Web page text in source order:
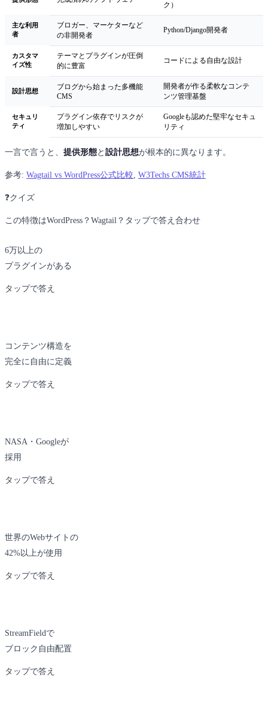
ク）
主な利用
者
ブロガー、マーケターなど
の非開発者
Python/Django開発者
カスタマ
イズ性
テーマとプラグインが圧倒
的に豊富
コードによる自由な設計
設計思想
ブログから始まった多機能
CMS
開発者が作る柔軟なコンテ
ンツ管理基盤
セキュリ
ティ
プラグイン依存でリスクが
増加しやすい
Googleも認めた堅牢なセキュ
リティ
一言で言うと、 提供形態と 設計思想が根本的に異なります。
参考: Wagtail vs WordPress公式比較 W3Techs CMS統計
❓クイズ
この特徴はWordPress？Wagtail？タップで答え合わせ
6万以上の
プラグインがある
タップで答え
コンテンツ構造を
完全に自由に定義
タップで答え
NASA・Googleが
採用
タップで答え
世界のWebサイトの
42%以上が使用
タップで答え
StreamFieldで
ブロック自由配置
タップで答え